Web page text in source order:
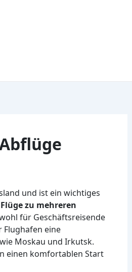
und ist ein wichtiges
zu mehreren
für Geschäftsreisende
Flughafen eine
Moskau und Irkutsk.
einen komfortablen Start